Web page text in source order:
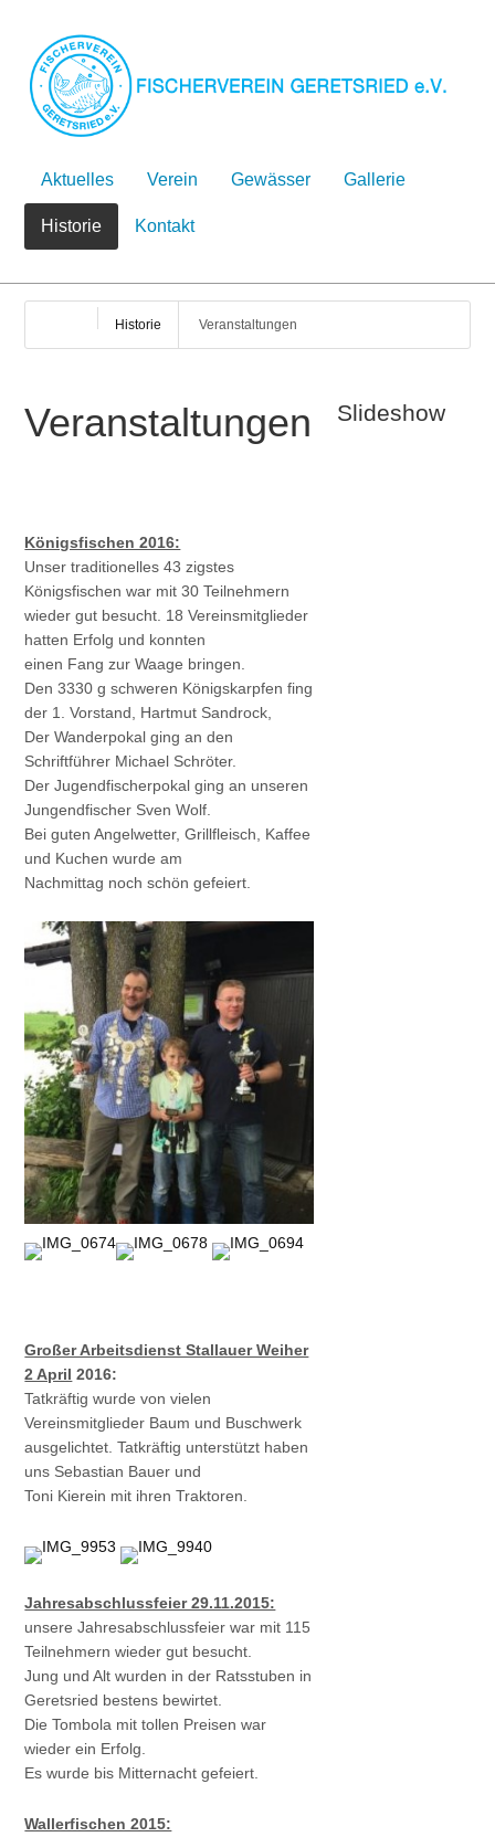
Aktuelles Verein Gewässer Gallerie
Historie Kontakt
Historie Veranstaltungen
Veranstaltungen
Königsfischen 2016:
Unser traditionelles 43 zigstes
Königsfischen war mit 30 Teilnehmern
wieder gut besucht. 18 Vereinsmitglieder
hatten Erfolg und konnten
einen Fang zur Waage bringen.
Den 3330 g schweren Königskarpfen fing
der 1. Vorstand, Hartmut Sandrock,
Der Wanderpokal ging an den
Schriftführer Michael Schröter.
Der Jugendfischerpokal ging an unseren
Jungendfischer Sven Wolf.
Bei guten Angelwetter, Grillfleisch, Kaffee
und Kuchen wurde am
Nachmittag noch schön gefeiert.
Großer Arbeitsdienst Stallauer Weiher
2 April 2016:
Tatkräftig wurde von vielen
Vereinsmitglieder Baum und Buschwerk
ausgelichtet. Tatkräftig unterstützt haben
uns Sebastian Bauer und
Toni Kierein mit ihren Traktoren.
Jahresabschlussfeier 29.11.2015:
unsere Jahresabschlussfeier war mit 115
Teilnehmern wieder gut besucht.
Jung und Alt wurden in der Ratsstuben in
Geretsried bestens bewirtet.
Die Tombola mit tollen Preisen war
wieder ein Erfolg.
Es wurde bis Mitternacht gefeiert.
Wallerfischen 2015:
Slideshow